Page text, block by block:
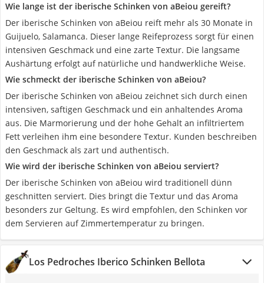
Wie lange ist der iberische Schinken von aBeiou gereift?
Der iberische Schinken von aBeiou reift mehr als 30 Monate in
Guijuelo, Salamanca. Dieser lange Reifeprozess sorgt für einen
intensiven Geschmack und eine zarte Textur. Die langsame
Aushärtung erfolgt auf natürliche und handwerkliche Weise.
Wie schmeckt der iberische Schinken von aBeiou?
Der iberische Schinken von aBeiou zeichnet sich durch einen
intensiven, saftigen Geschmack und ein anhaltendes Aroma
aus. Die Marmorierung und der hohe Gehalt an infiltriertem
Fett verleihen ihm eine besondere Textur. Kunden beschreiben
den Geschmack als zart und authentisch.
Wie wird der iberische Schinken von aBeiou serviert?
Der iberische Schinken von aBeiou wird traditionell dünn
geschnitten serviert. Dies bringt die Textur und das Aroma
besonders zur Geltung. Es wird empfohlen, den Schinken vor
dem Servieren auf Zimmertemperatur zu bringen.
Los Pedroches Iberico Schinken Bellota